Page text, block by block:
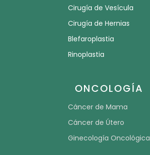
Cirugía de Vesícula
Cirugía de Hernias
Blefaroplastia
Rinoplastia
ONCOLOGÍA
Cáncer de Mama
Cáncer de Útero
Ginecología Oncológica